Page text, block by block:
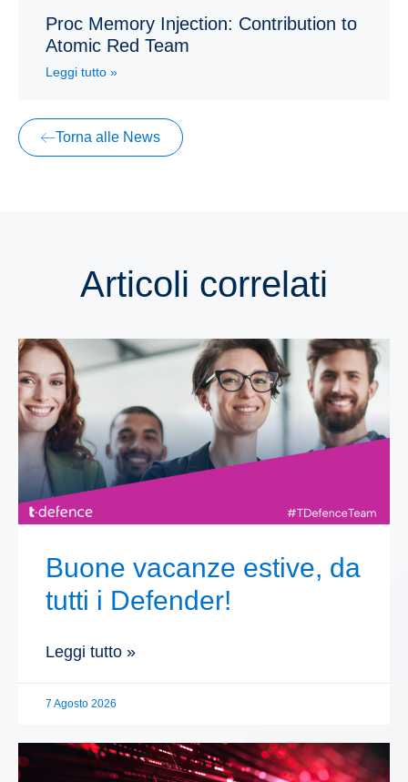
Proc Memory Injection: Contribution to
Atomic Red Team
Leggi tutto »
Torna alle News
Articoli correlati
Buone vacanze estive, da
tutti i Defender!
Leggi tutto »
7 Agosto 2026